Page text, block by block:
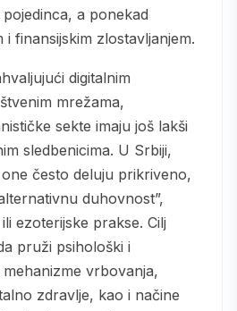
a ponekad
finansijskim zlostavljanjem.
mrežama,
sekte imaju još lakši
sledbenicima. U Srbiji,
često deluju prikriveno,
duhovnost”,
ezoterijske prakse. Cilj
pruži psihološki i
vrbovanja,
zdravlje, kao i načine